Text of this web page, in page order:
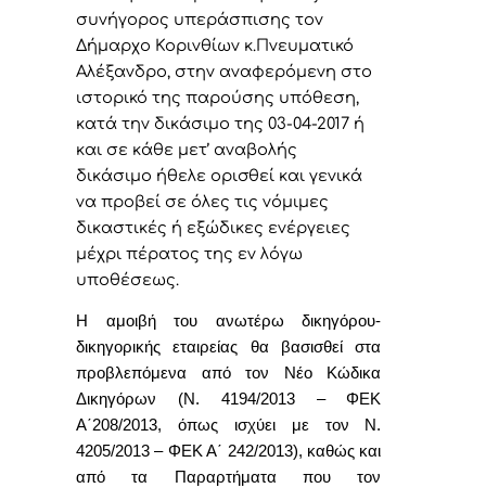
συνήγορος υπεράσπισης τον
Δήμαρχο Κορινθίων κ.Πνευματικό
Αλέξανδρο, στην αναφερόμενη στο
ιστορικό της παρούσης υπόθεση,
κατά την δικάσιμο της 03-04-2017 ή
και σε κάθε μετ’ αναβολής
δικάσιμο ήθελε ορισθεί και γενικά
να προβεί σε όλες τις νόμιμες
δικαστικές ή εξώδικες ενέργειες
μέχρι πέρατος της εν λόγω
υποθέσεως.
Η αμοιβή του ανωτέρω δικηγόρου-
δικηγορικής εταιρείας θα βασισθεί στα
προβλεπόμενα από τον Νέο Κώδικα
Δικηγόρων (Ν. 4194/2013 – ΦΕΚ
Α΄208/2013, όπως ισχύει με τον Ν.
4205/2013 – ΦΕΚ Α΄ 242/2013), καθώς και
από τα Παραρτήματα που τον